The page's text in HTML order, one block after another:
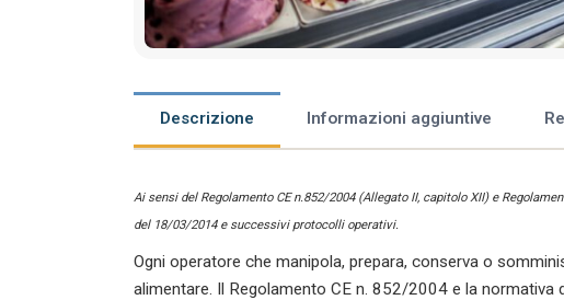
Descrizione Informazioni aggiuntive
Ai sensi del Regolamento CE n.852/2004 (Allegato II, capitolo XII) e
del 18/03/2014 e successivi protocolli operativi.
Ogni operatore che manipola, prepara, conserva o
alimentare. Il Regolamento CE n. 852/2004 e la normativa